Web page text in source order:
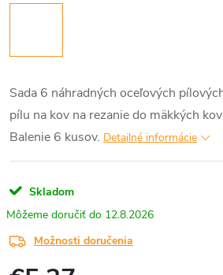
Sada 6 náhradných oceľových
pílu na kov na rezanie do mäkkých
Balenie 6 kusov. Detailné informácie
Skladom
12.8.2026
Možnosti doručenia